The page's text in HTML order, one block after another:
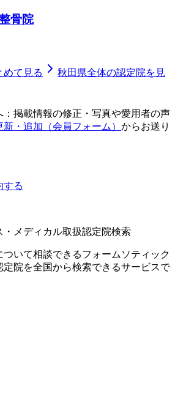
骨院
めて見る 秋田県全体の認定院を見
：掲載情報の修正・写真や愛用者の声
・追加（会員フォーム） からお送り
する
メディカル取扱認定院検索
ついて相談できるフォームソティック
定院を全国から検索できるサービスで